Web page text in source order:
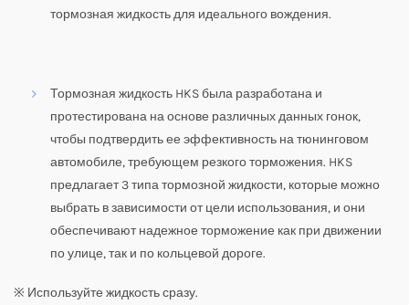
тормозная жидкость для идеального вождения.
Тормозная жидкость HKS была разработана и
протестирована на основе различных данных гонок,
чтобы подтвердить ее эффективность на тюнинговом
автомобиле, требующем резкого торможения. HKS
предлагает 3 типа тормозной жидкости, которые можно
выбрать в зависимости от цели использования, и они
обеспечивают надежное торможение как при движении
по улице, так и по кольцевой дороге.
※ Используйте жидкость сразу.